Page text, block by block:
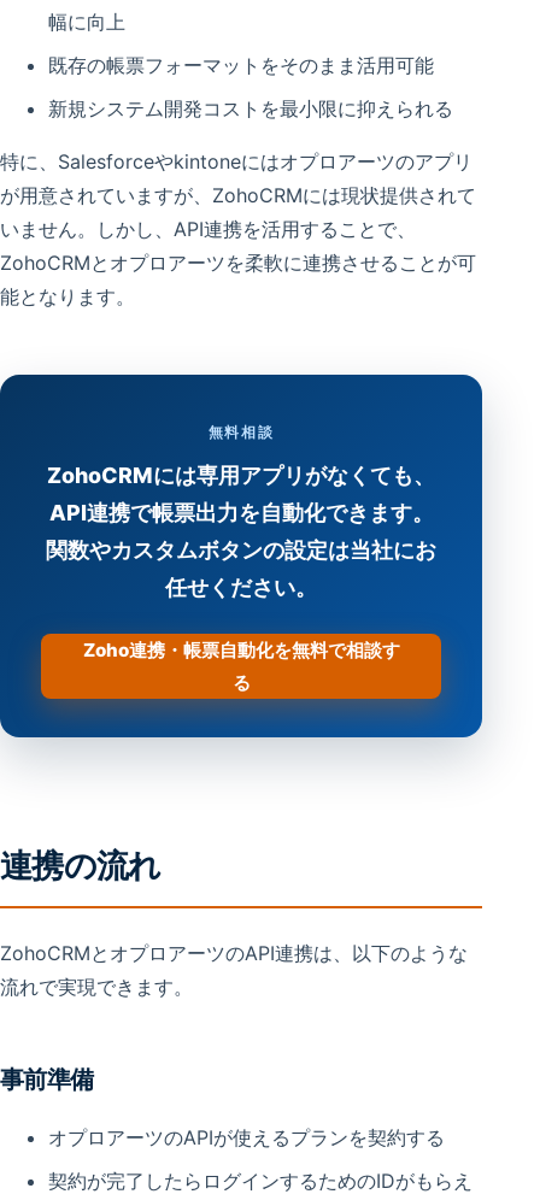
幅に向上
既存の帳票フォーマットをそのまま活用可能
新規システム開発コストを最小限に抑えられる
特に、Salesforceやkintoneにはオプロアーツのアプリ
が用意されていますが、ZohoCRMには現状提供されて
いません。しかし、API連携を活用することで、
ZohoCRMとオプロアーツを柔軟に連携させることが可
能となります。
無料相談
ZohoCRMには専用アプリがなくても、
API連携で帳票出力を自動化できます。
関数やカスタムボタンの設定は当社にお
任せください。
Zoho連携・帳票自動化を無料で相談す
る
連携の流れ
ZohoCRMとオプロアーツのAPI連携は、以下のような
流れで実現できます。
事前準備
オプロアーツのAPIが使えるプランを契約する
契約が完了したらログインするためのIDがもらえ